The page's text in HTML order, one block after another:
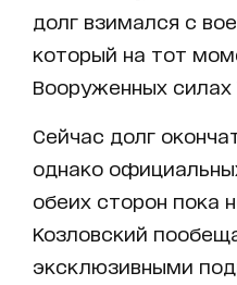
долг взимался с
который на тот
Вооруженных силах
Сейчас долг
однако
обеих сторон пока
Козловский
эксклюзивными